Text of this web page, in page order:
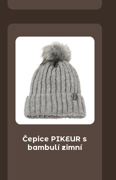
Čepice PIKEUR s
bambulí zimní